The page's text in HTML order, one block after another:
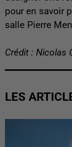
pour en savoir
salle Pierre
Crédit : Nicolas
LES